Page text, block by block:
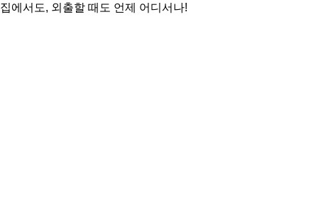
집에서도, 외출할 때도 언제 어디서나!